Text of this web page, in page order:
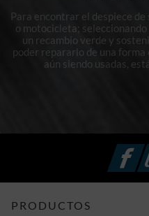
Para encontrar el despiece
o motocicleta;
un recambio verde y
poder repararlo de una
aún siendo usadas,
PRODUCTOS